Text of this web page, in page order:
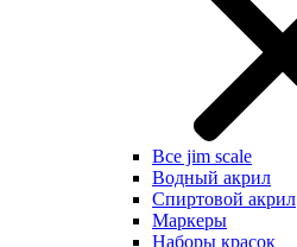
Все jim scale
Водный акрил
Спиртовой акрил
Маркеры
Наборы красок